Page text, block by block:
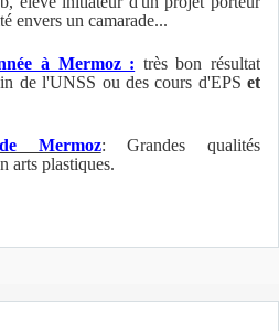
envers un camarade...
à Mermoz : très bon résultat
de l'UNSS ou des cours d'EPS et
Mermoz: Grandes qualités
arts plastiques.